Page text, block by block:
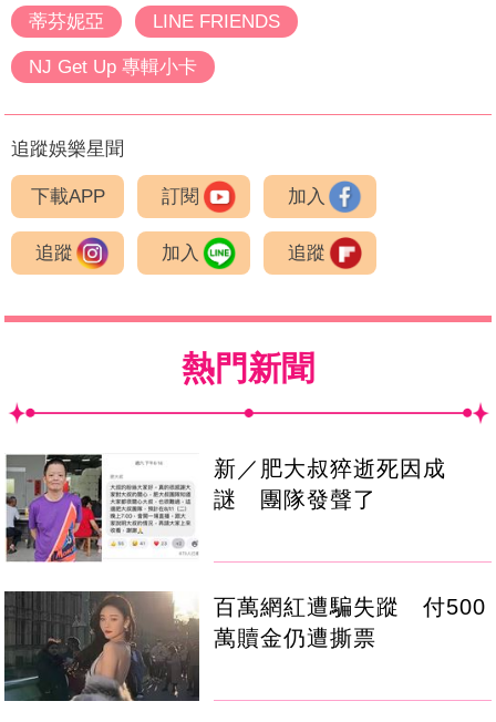
蒂芬妮亞 LINE FRIENDS
NJ Get Up 專輯小卡
追蹤娛樂星聞
下載APP 訂閱 加入
追蹤 加入 追蹤
熱門新聞
新／肥大叔猝逝死因成
謎 團隊發聲了
百萬網紅遭騙失蹤 付500
萬贖金仍遭撕票